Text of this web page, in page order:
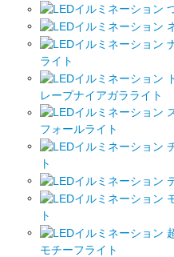
ライト
レープナイアガラライト
フォールライト
ト
ト
モチーフライト